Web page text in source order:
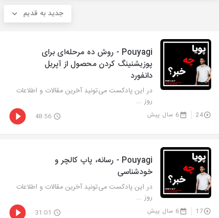
جدید به قدیم
Pouyagi - روش ده مرحله‌ای برای
پوزیشنینگ کردن محصول از آپریل
دانفورد
در این پادکست می‌تونید آخرین مقالات و اطلاعات
روز ...
24 6 سال پیش 48:56
Pouyagi - رسانه، پاپ کالچر و
خودشناسی
در این پادکست می‌تونید آخرین مقالات و اطلاعات
روز ...
17 6 سال پیش 31:01